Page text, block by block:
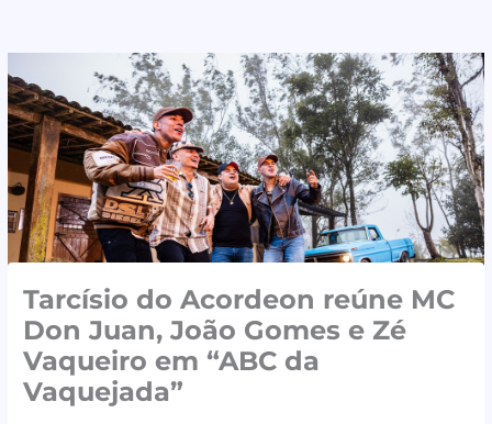
Tarcísio do Acordeon reúne MC
Don Juan, João Gomes e Zé
Vaqueiro em “ABC da
Vaquejada”